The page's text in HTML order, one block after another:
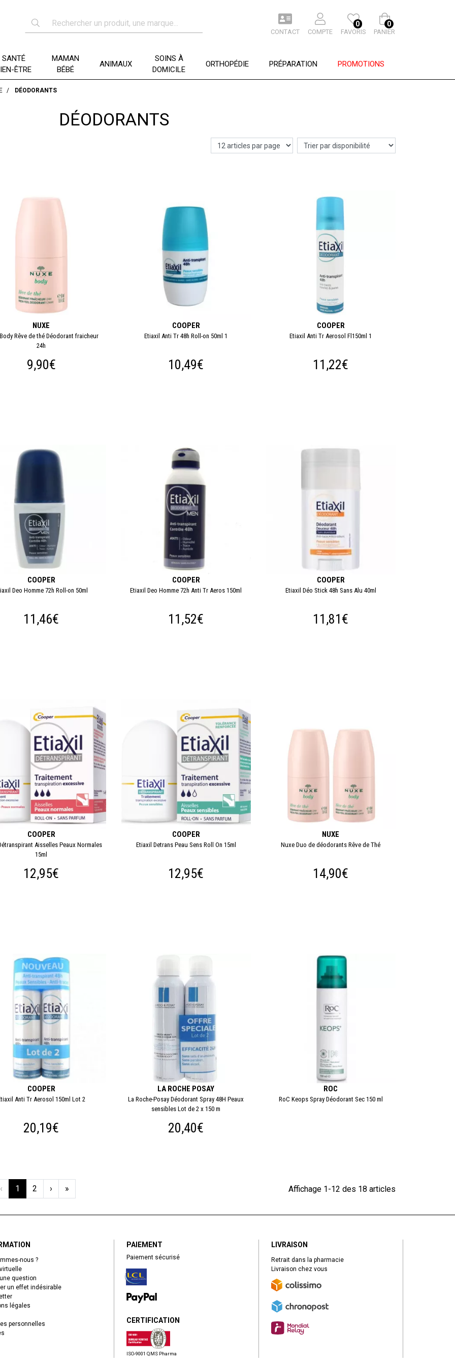
CONTACT COMPTE FAVORIS
0
PANIER
0
SANTÉ
ÊTRE
MAMAN
BÉBÉ
ANIMAUX
SOINS À
DOMICILE
ORTHOPÉDIE PRÉPARATION PROMOTIONS
DÉODORANTS
DÉODORANTS
NUXE
Rêve de thé Déodorant fraicheur
24h
9,90€
COOPER
Etiaxil Anti Tr 48h Roll-on 50ml 1
10,49€
COOPER
Etiaxil Anti Tr Aerosol Fl150ml 1
11,22€
COOPER
Deo Homme 72h Roll-on 50ml
11,46€
COOPER
Etiaxil Deo Homme 72h Anti Tr Aeros 150ml
11,52€
COOPER
Etiaxil Déo Stick 48h Sans Alu 40ml
11,81€
COOPER
Aisselles Peaux Normales
15ml
12,95€
COOPER
Etiaxil Detrans Peau Sens Roll On 15ml
12,95€
NUXE
Nuxe Duo de déodorants Rêve de Thé
14,90€
COOPER
Anti Tr Aerosol 150ml Lot 2
20,19€
LA ROCHE POSAY
La Roche-Posay Déodorant Spray 48H Peaux
sensibles Lot de 2 x 150 m
20,40€
ROC
RoC Keops Spray Déodorant Sec 150 ml
Affichage 1-12 des 18 articles
‹ 1 2 › »
nous ?
question
un effet indésirable
légales
personnelles
PAIEMENT
Paiement sécurisé
CERTIFICATION
ISO-9001 QMS Pharma
LIVRAISON
Retrait dans la pharmacie
Livraison chez vous